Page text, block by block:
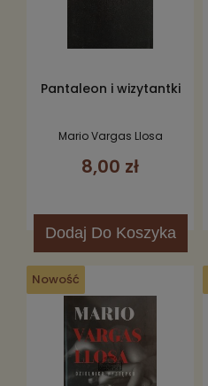
Pantaleon i wizytantki
Mario Vargas Llosa
8,00 zł
Dodaj Do Koszyka
Nowość